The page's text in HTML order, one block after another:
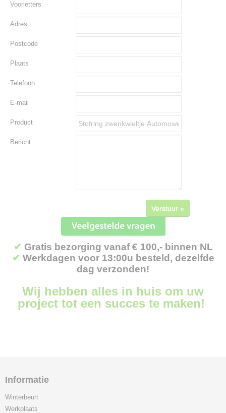
Voorletters
Adres
Postcode
Plaats
Telefoon
E-mail
Product
Bericht
Verstuur »
✔ Gratis bezorging vanaf € 100,- binnen NL
✔ Werkdagen voor 13:00u besteld, dezelfde
dag verzonden!
Wij hebben alles in huis om uw
project tot een succes te maken!
Informatie
Winterbeurt
Werkplaats